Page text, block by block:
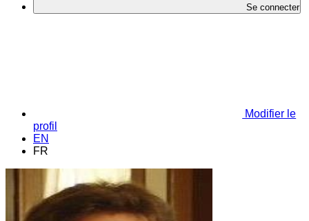
Se connecter
Modifier le
profil
EN
FR